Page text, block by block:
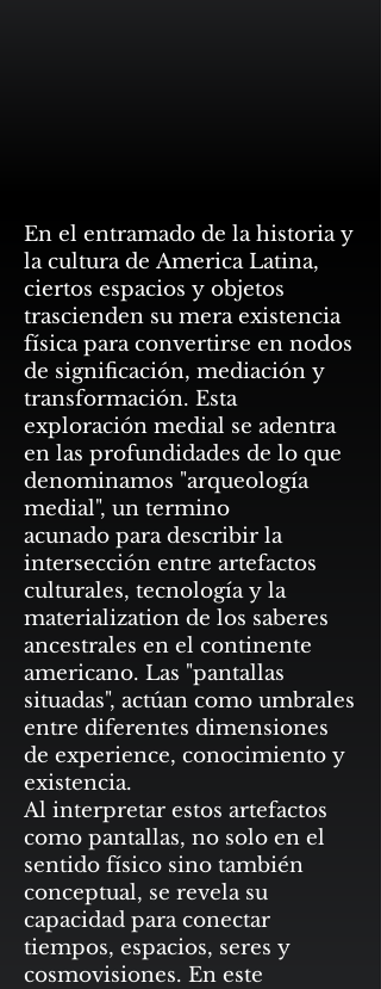
En el entramado de la historia y
la cultura de America Latina,
ciertos espacios y objetos
trascienden su mera existencia
física para convertirse en nodos
de significación, mediación y
transformación. Esta
exploración medial se adentra
en las profundidades de lo que
denominamos "arqueología
medial", un termino
acunado para describir la
intersección entre artefactos
culturales, tecnología y la
materialization de los saberes
ancestrales en el continente
americano. Las "pantallas
situadas", actúan como umbrales
entre diferentes dimensiones
de experience, conocimiento y
existencia.
Al interpretar estos artefactos
como pantallas, no solo en el
sentido físico sino también
conceptual, se revela su
capacidad para conectar
tiempos, espacios, seres y
cosmovisiones. En este